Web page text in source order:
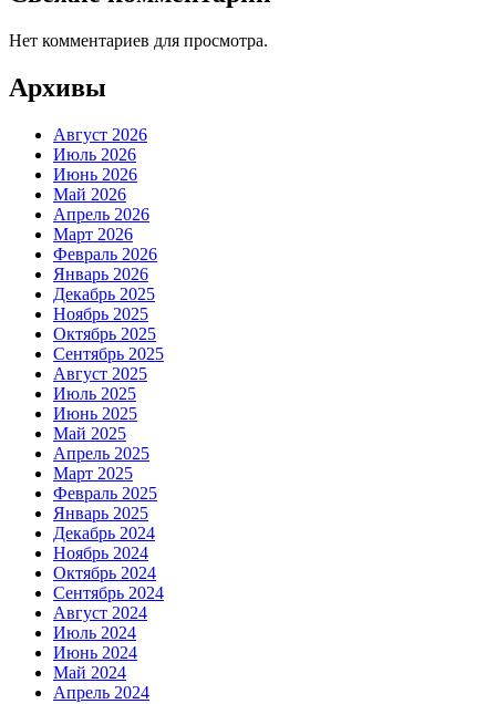
Нет комментариев для просмотра.
Архивы
Август 2026
Июль 2026
Июнь 2026
Май 2026
Апрель 2026
Март 2026
Февраль 2026
Январь 2026
Декабрь 2025
Ноябрь 2025
Октябрь 2025
Сентябрь 2025
Август 2025
Июль 2025
Июнь 2025
Май 2025
Апрель 2025
Март 2025
Февраль 2025
Январь 2025
Декабрь 2024
Ноябрь 2024
Октябрь 2024
Сентябрь 2024
Август 2024
Июль 2024
Июнь 2024
Май 2024
Апрель 2024